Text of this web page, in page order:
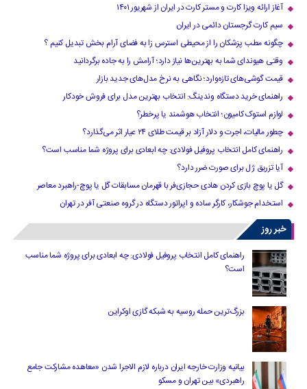
آغاز ارائه ویزا کارت و مستر کارت در ایران از شهریور ۱۴۰۱
سیم کارت گرجستان دائمی در ایران
چگونه مطب پزشکان را از محیطی استرس زا به فضای آرام بخش تبدیل کنیم ؟
وقتی هیوندای شما به بهترین‌ها نیاز دارد؛ آرامش را به جاده برگردانید
قیمت گوشی‌های تازه‌وارد؛ نگاهی به نرخ مدل‌های جدید بازار
راهنمای خرید دستگاه وندینگ: انتخاب بهترین مدل برای فروش خودکار
لوازم استوک کامیون؛ انتخاب هوشمند یا پرخطر؟
چطور مالیات، اجرت و دلار آزاد بر قیمت طلای ۲۴ عیار اثر می‌گذارد؟
راهنمای کامل انتخاب پروفیل فولادی: چه ابعادی برای پروژه شما مناسب است؟
آیا تزریق ژل برای صورت ضرر دارد​؟
گل یا پوچ بازی کردن هادی حجازی‌فر با قهرمان مسابقات گل یا پوچ-راهبرد معاصر
استخدام جوشکار، کارگر ساده و اپراتور دستگاه در گروه صنعتی آفر در تهران
خبر روز
راهنمای کامل انتخاب پروفیل فولادی: چه ابعادی برای پروژه شما مناسب
است؟
بزرگ‌ترین حمله روسیه به شبکه گازی اوکراین
بیانیه وزارت خارجه ایران درباره لازم‌ الاجرا شدن «معاهده مشارکت جامع
راهبردی» بین تهران و مسکو